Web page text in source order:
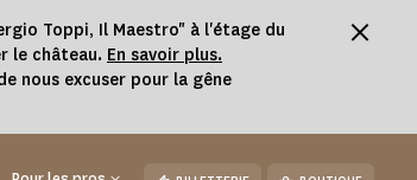
Toppi, Il Maestro" à l'étage du
le château. En savoir plus.
nous excuser pour la gêne